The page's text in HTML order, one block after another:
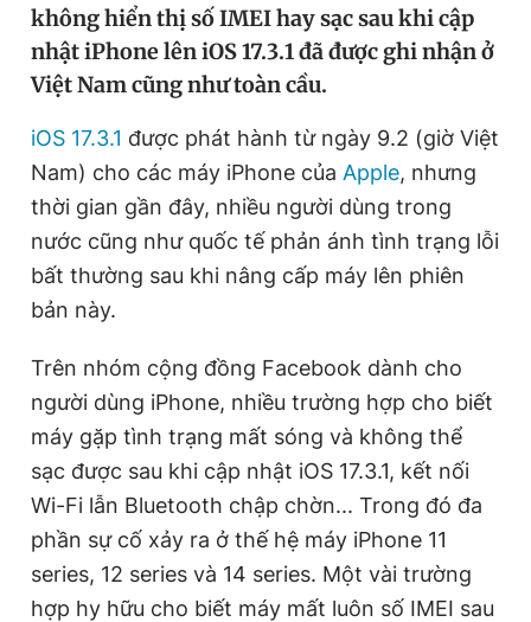
Video Magazine
Sản phẩm khác
Tiện ích Bạn cần biết
Thông tin tòa soạn Liên hệ quảng cáo
Đọc Thanh Niên trên điện thoại
Theo dõi báo trên
không hiển thị số IMEI hay sạc sau khi cập
nhật iPhone lên iOS 17.3.1 đã được ghi nhận ở
Việt Nam cũng như toàn cầu.
iOS 17.3.1 được phát hành từ ngày 9.2 (giờ Việt
Nam) cho các máy iPhone của Apple, nhưng
thời gian gần đây, nhiều người dùng trong
nước cũng như quốc tế phản ánh tình trạng lỗi
bất thường sau khi nâng cấp máy lên phiên
bản này.
Trên nhóm cộng đồng Facebook dành cho
người dùng iPhone, nhiều trường hợp cho biết
máy gặp tình trạng mất sóng và không thể
sạc được sau khi cập nhật iOS 17.3.1, kết nối
Wi-Fi lẫn Bluetooth chập chờn... Trong đó đa
phần sự cố xảy ra ở thế hệ máy iPhone 11
series, 12 series và 14 series. Một vài trường
hợp hy hữu cho biết máy mất luôn số IMEI sau